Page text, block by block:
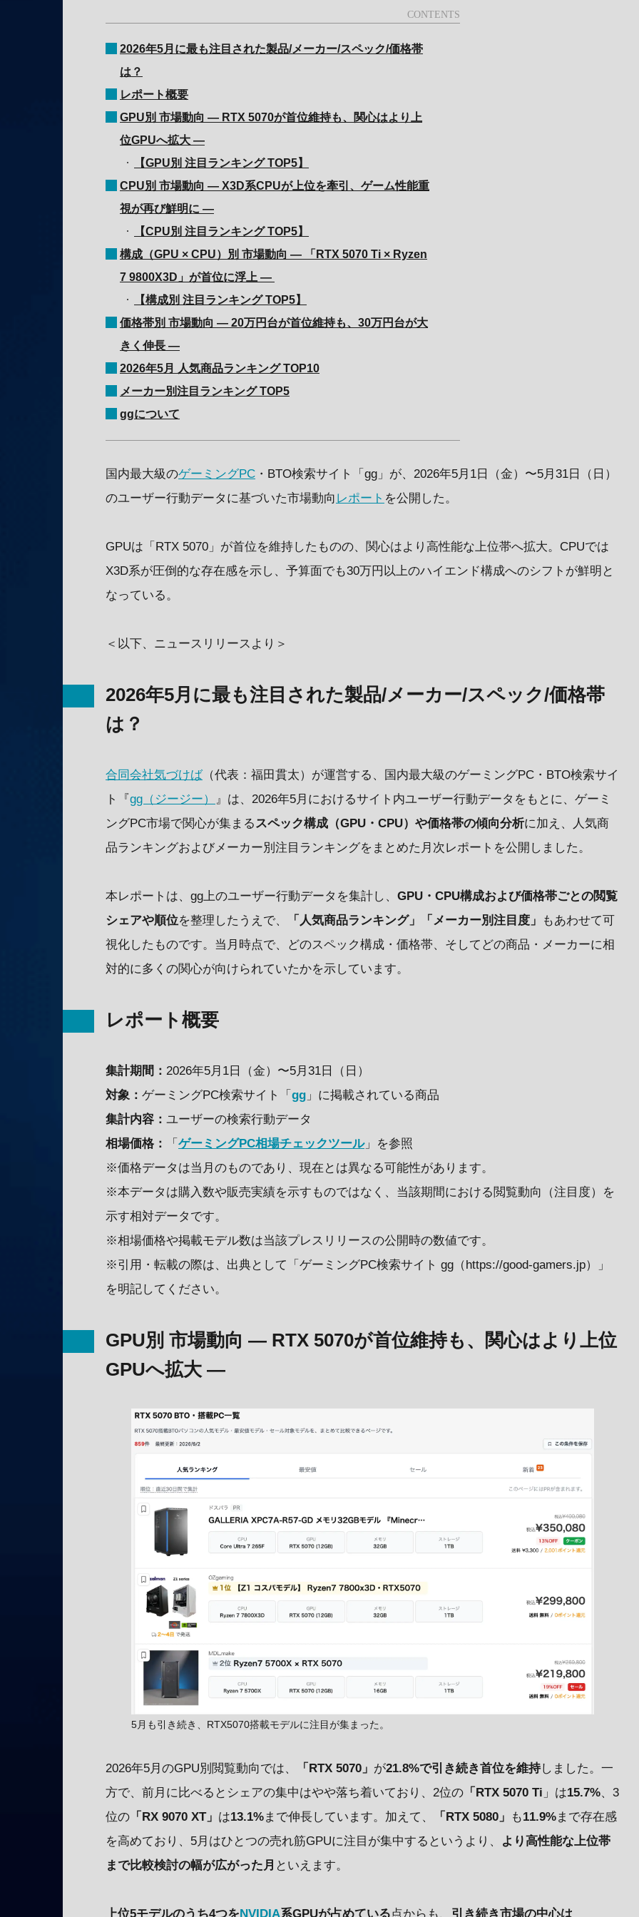
2026年5月に最も注目された製品/メーカー/スペック/価格帯
は？
レポート概要
GPU別 市場動向 ― RTX 5070が首位維持も、関心はより上
位GPUへ拡大 ―
【GPU別 注目ランキング TOP5】
CPU別 市場動向 ― X3D系CPUが上位を牽引、ゲーム性能重
視が再び鮮明に ―
【CPU別 注目ランキング TOP5】
構成（GPU × CPU）別 市場動向 ― 「RTX 5070 Ti × Ryzen
7 9800X3D」が首位に浮上 ―
【構成別 注目ランキング TOP5】
価格帯別 市場動向 ― 20万円台が首位維持も、30万円台が大
きく伸長 ―
2026年5月 人気商品ランキング TOP10
メーカー別注目ランキング TOP5
ggについて
国内最大級のゲーミングPC ・BTO検索サイト「gg」が、2026年5月1日（金）〜5月31日（日）
のユーザー行動データに基づいた市場動向 レポート を公開した。
GPUは「RTX 5070」が首位を維持したものの、関心はより高性能な上位帯へ拡大。CPUでは
X3D系が圧倒的な存在感を示し、予算面でも30万円以上のハイエンド構成へのシフトが鮮明と
なっている。
＜以下、ニュースリリースより＞
2026年5月に最も注目された製品/メーカー/スペック/価格帯
は？
合同会社気づけば（代表：福田貫太）が運営する、国内最大級のゲーミングPC・BTO検索サイ
ト『gg（ジージー）
』は、2026年5月におけるサイト内ユーザー行動データをもとに、ゲーミ
ングPC市場で関心が集まるスペック構成（GPU・CPU）や価格帯の傾向分析に加え、人気商
品ランキングおよびメーカー別注目ランキングをまとめた月次レポートを公開しました。
本レポートは、gg上のユーザー行動データを集計し、 GPU・CPU構成および価格帯ごとの閲覧
シェアや順位を整理したうえで、 「人気商品ランキング」「メーカー別注目度」
もあわせて可
視化したものです。当月時点で、どのスペック構成・価格帯、そしてどの商品・メーカーに相
対的に多くの関心が向けられていたかを示しています。
レポート概要
集計期間： 2026年5月1日（金）〜5月31日（日）
対象： ゲーミングPC検索サイト「 gg 」に掲載されている商品
集計内容： ユーザーの検索行動データ
相場価格：
「 ゲーミングPC相場チェックツール」を参照
※価格データは当月のものであり、現在とは異なる可能性があります。
※本データは購入数や販売実績を示すものではなく、当該期間における閲覧動向（注目度）を
示す相対データです。
※相場価格や掲載モデル数は当該プレスリリースの公開時の数値です。
※引用・転載の際は、出典として「ゲーミングPC検索サイト gg（https://good-gamers.jp）」
を明記してください。
GPU別 市場動向 ― RTX 5070が首位維持も、関心はより上位
GPUへ拡大 ―
5月も引き続き、RTX5070搭載モデルに注目が集まった。
2026年5月のGPU別閲覧動向では、 「RTX 5070」 が21.8%で引き続き首位を維持しました。一
方で、前月に比べるとシェアの集中はやや落ち着いており、2位の 「RTX 5070 Ti 」は15.7%、3
位の 「RX 9070 XT」 は13.1% まで伸長しています。加えて、 「RTX 5080」 も11.9% まで存在感
を高めており、5月はひとつの売れ筋GPUに注目が集中するというより、
より高性能な上位帯
まで比較検討の幅が広がった月 といえます。
上位5モデルのうち4つをNVIDIA系GPUが占めている点からも、 引き続き市場の中心は